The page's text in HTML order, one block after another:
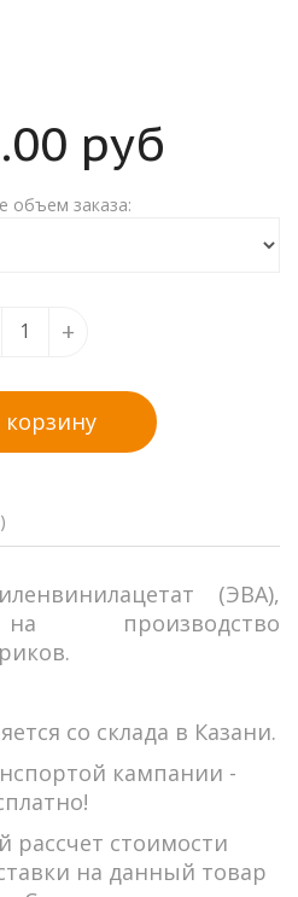
руб
объем заказа:
+
корзину
(ЭВА),
производство
со склада в Казани.
кампании -
рассчет стоимости
на данный товар